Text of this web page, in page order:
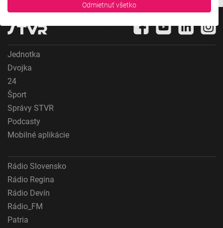
Vaše údaje používame na nasledujúce účely:
Uchovávanie alebo prístup k informáciám na
Použiť obmedzené údaje na výber reklamy
reklamy
Meranie výkonnosti reklamy
Meranie výkonnosti obsahu
Pochopiť cieľové skupiny na základe štatistík
alebo spájania údajov z rôznych zdrojov
Odmietnuť všetko
Jednotka
Dvojka
24
Šport
Správy STVR
Podcasty
Mobilné aplikácie
Rádio Slovensko
Rádio Regina
Rádio Devín
Rádio_FM
Patria